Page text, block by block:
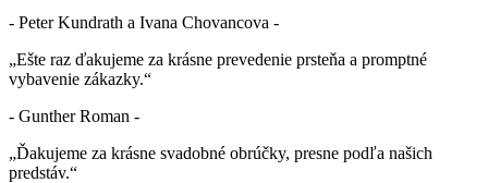
- Peter Kundrath a Ivana Chovancova -
„Ešte raz ďakujeme za krásne prevedenie prsteňa a promptné
vybavenie zákazky.“
- Gunther Roman -
„Ďakujeme za krásne svadobné obrúčky, presne podľa našich
predstáv.“